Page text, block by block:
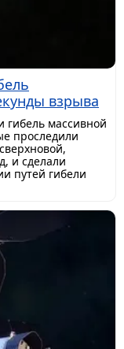
взрыва
массивной
проследили
и сделали
путей гибели